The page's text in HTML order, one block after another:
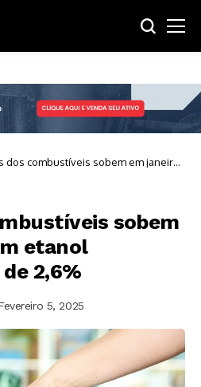
dos combustíveis sobem em janeiro,
liderando alta de 2,6%
sobem
etanol
2,6%
5, 2025